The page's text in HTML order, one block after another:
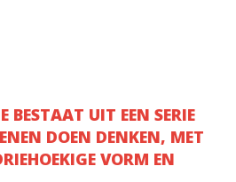
BESTAAT UIT EEN SERIE
DOEN DENKEN, MET
VORM EN